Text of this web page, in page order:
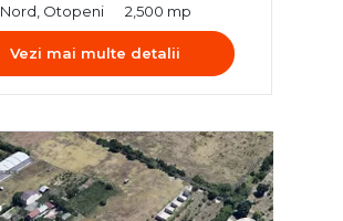
Nord, Otopeni
2,500 mp
Vezi mai multe detalii